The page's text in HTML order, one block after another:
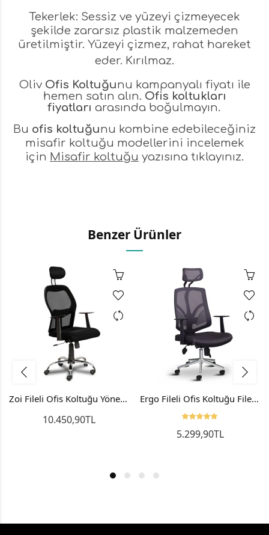
Tekerlek: Sessiz ve yüzeyi çizmeyecek
şekilde zararsız plastik malzemeden
üretilmiştir. Yüzeyi çizmez, rahat hareket
eder. Kırılmaz.
Oliv Ofis Koltuğunu kampanyalı fiyatı ile
hemen satın alın. Ofis koltukları
fiyatları arasında boğulmayın.
Bu ofis koltuğunu kombine edebileceğiniz
misafir koltuğu modellerini incelemek
için Misafir koltuğu yazısına tıklayınız.
Benzer Ürünler
Zoi Fileli Ofis Koltuğu Yönetici Koltuğu Makam Koltuğu
10.450,90TL
Ergo Fileli Ofis Koltuğu Fileli Bilgisayar Yönetici Sandalyesi
5.299,90TL